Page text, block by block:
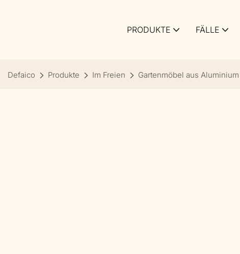
PRODUKTE FÄLLE
Defaico Produkte Im Freien Gartenmöbel aus Aluminium